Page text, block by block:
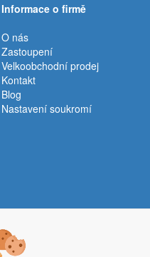
Informace o firmě
O nás
Zastoupení
Velkoobchodní prodej
Kontakt
Blog
Nastavení soukromí